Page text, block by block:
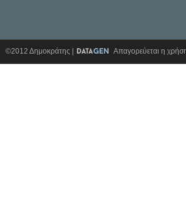
©2012 Δημοκράτης | Απαγορεύεται η